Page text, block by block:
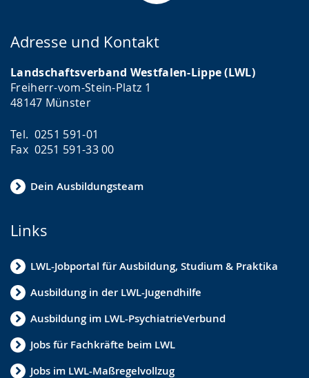
Adresse und Kontakt
Landschaftsverband Westfalen-Lippe (LWL)
Freiherr-vom-Stein-Platz 1
48147 Münster
Tel. 0251 591-01
Fax 0251 591-33 00
Dein Ausbildungsteam
Links
LWL-Jobportal für Ausbildung, Studium & Praktika
Ausbildung in der LWL-Jugendhilfe
Ausbildung im LWL-PsychiatrieVerbund
Jobs für Fachkräfte beim LWL
Jobs im LWL-Maßregelvollzug